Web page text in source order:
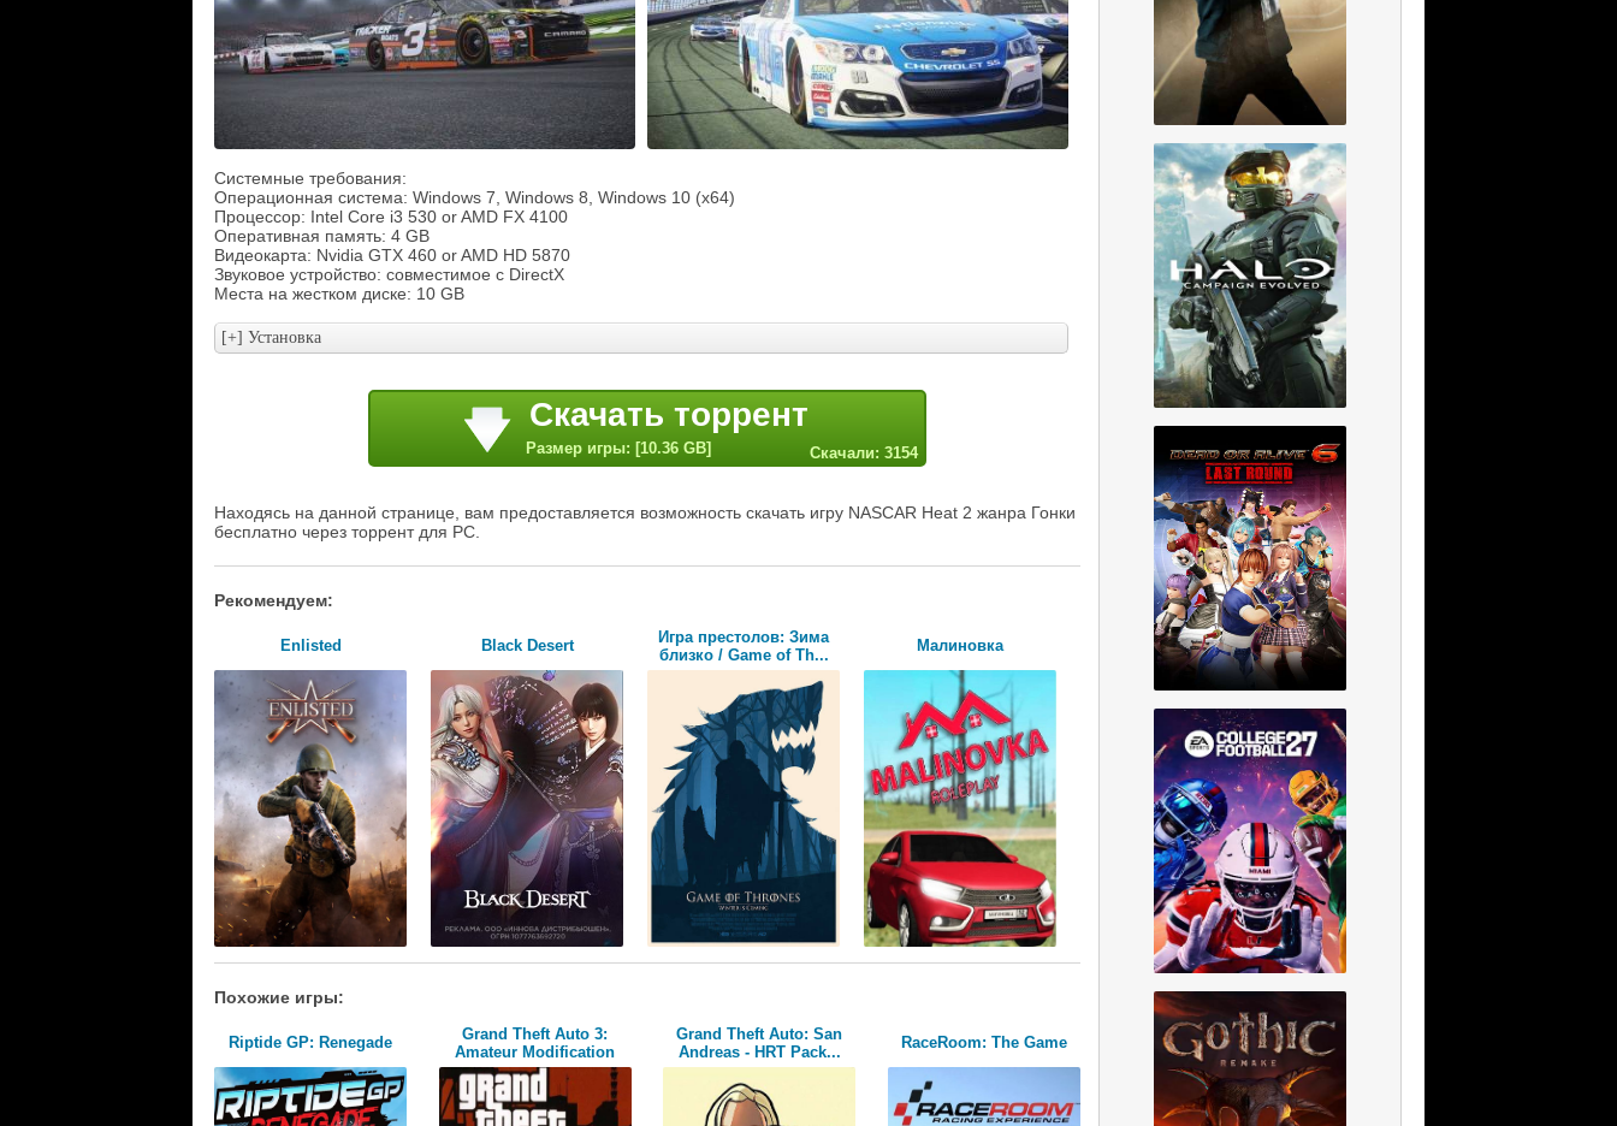
Системные требования:
Операционная система: Windows 7, Windows 8, Windows 10 (x64)
Процессор: Intel Core i3 530 or AMD FX 4100
Оперативная память: 4 GB
Видеокарта: Nvidia GTX 460 or AMD HD 5870
Звуковое устройство: совместимое с DirectX
Места на жестком диске: 10 GB
Скачать торрент
Размер игры: [10.36 GB] Скачали: 3154
Находясь на данной странице, вам предоставляется возможность скачать игру NASCAR Heat 2 жанра Гонки
бесплатно через торрент для PC.
Рекомендуем:
Enlisted Black Desert
Игра престолов: Зима
близко / Game of Th...
Малиновка
Похожие игры:
Riptide GP: Renegade
Grand Theft Auto 3:
Amateur Modification
Grand Theft Auto: San
Andreas - HRT Pack...
RaceRoom: The Game